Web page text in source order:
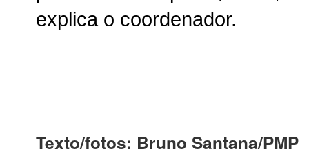
explica o coordenador.
Texto/fotos: Bruno Santana/PMP